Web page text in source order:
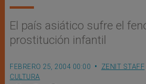
El país asiático sufre el
prostitución infantil
FEBRERO 25, 2004 00:00 ZENIT STAFF
CULTURA